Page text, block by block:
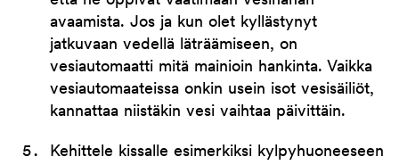
avaamista. Jos ja kun olet kyllästynyt
jatkuvaan vedellä läträämiseen, on
vesiautomaatti mitä mainioin hankinta. Vaikka
vesiautomaateissa onkin usein isot vesisäiliöt,
kannattaa niistäkin vesi vaihtaa päivittäin.
Kehittele kissalle esimerkiksi kylpyhuoneeseen